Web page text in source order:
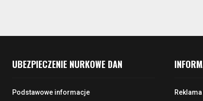
UBEZPIECZENIE NURKOWE DAN
Podstawowe informacje